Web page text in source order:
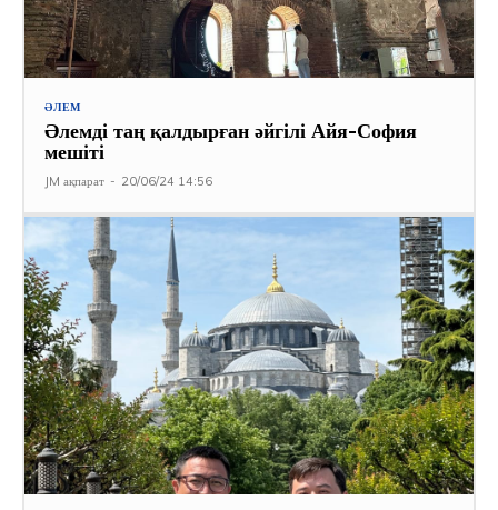
ӘЛЕМ
Әлемді таң қалдырған әйгілі Айя-София
мешіті
JM ақпарат - 20/06/24 14:56